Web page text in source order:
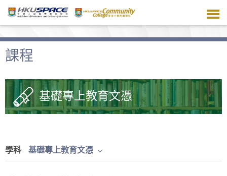
主
容課程
基礎專上教育文憑
學科 基礎專上教育文憑